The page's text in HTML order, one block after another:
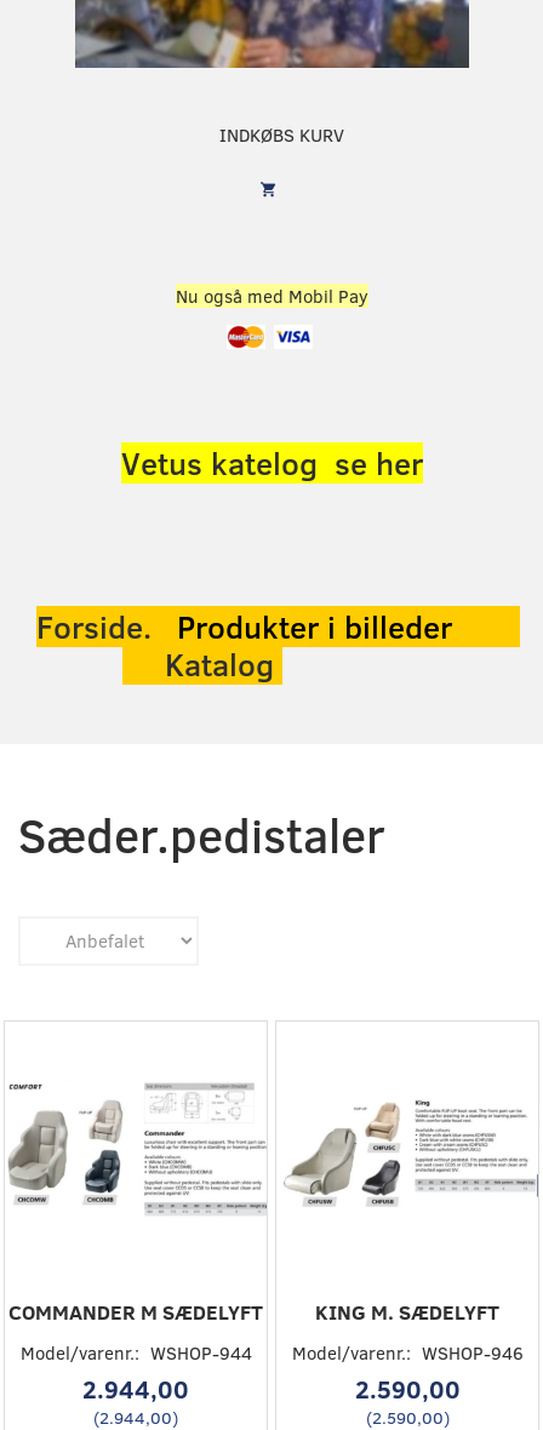
INDKØBS KURV
Nu også med Mobil Pay
Vetus katelog se her
Forside. Produkter i billeder
Katalog
Sæder.pedistaler
COMMANDER M SÆDELYFT
Model/varenr.: WSHOP-944
2.944,00
(2.944,00)
KING M. SÆDELYFT
Model/varenr.: WSHOP-946
2.590,00
(2.590,00)